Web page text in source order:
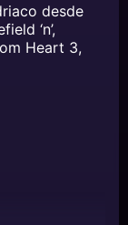
desde
‘n’,
Heart 3,